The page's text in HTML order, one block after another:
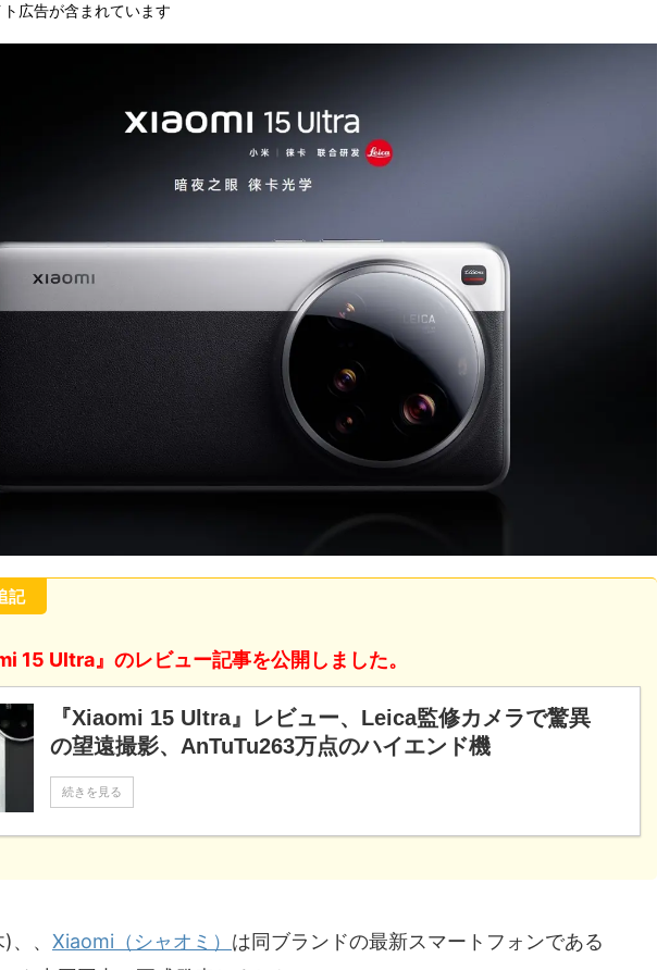
広告が含まれています
記
15 Ultra』のレビュー記事を公開しました。
『Xiaomi 15 Ultra』レビュー、Leica監修カメラで驚異
の望遠撮影、AnTuTu263万点のハイエンド機
続きを見る
、 Xiaomi（シャオミ） は同ブランドの最新スマートフォンである